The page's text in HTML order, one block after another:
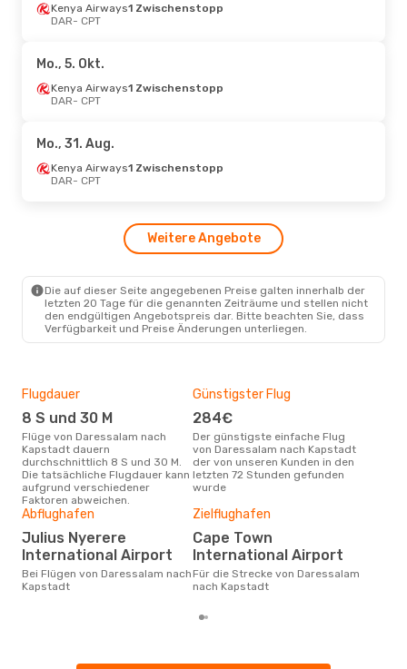
Kenya Airways
1 Zwischenstopp
DAR- CPT
Airlink2 Zwischenstopps
Kenya Airways1 Zwischenstopp
DAR- CPT
Mo., 5. Okt.
Kenya Airways1 Zwischenstopp
DAR- CPT
Mo., 31. Aug.
Kenya Airways1 Zwischenstopp
DAR- CPT
Weitere Angebote
Die auf dieser Seite angegebenen Preise galten innerhalb der
letzten 20 Tage für die genannten Zeiträume und stellen nicht
den endgültigen Angebotspreis dar. Bitte beachten Sie, dass
Verfügbarkeit und Preise Änderungen unterliegen.
Flugdauer
8 S und 30 M
Flüge von Daressalam nach
Kapstadt dauern
durchschnittlich 8 S und 30 M.
Die tatsächliche Flugdauer kann
aufgrund verschiedener
Faktoren abweichen.
Günstigster Flug
284€
Der günstigste einfache Flug
von Daressalam nach Kapstadt
der von unseren Kunden in den
letzten 72 Stunden gefunden
wurde
Abflughafen
Julius Nyerere
International Airport
Bei Flügen von Daressalam nach
Kapstadt
Zielflughafen
Cape Town
International Airport
Für die Strecke von Daressalam
nach Kapstadt